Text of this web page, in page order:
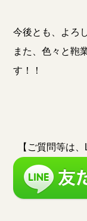
今後とも、よろ
また、色々と鞄
す！！
【ご質問等は、